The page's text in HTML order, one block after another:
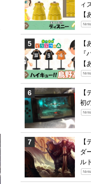
ィ
【
【
『
【
【
初
【
ダ
ル